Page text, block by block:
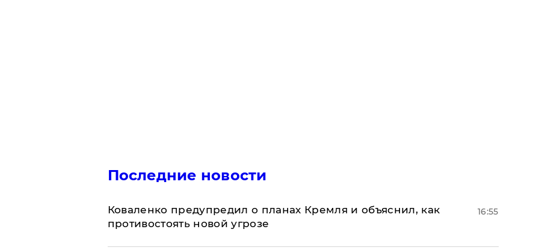
Последние новости
Коваленко предупредил о планах Кремля и объяснил, как
противостоять новой угрозе
16:55